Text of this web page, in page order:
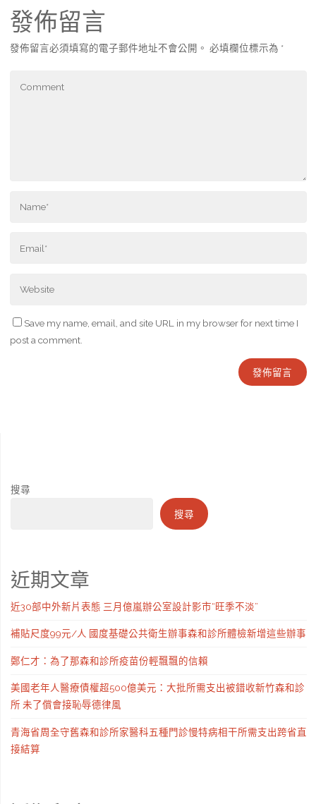
發佈留言
發佈留言必須填寫的電子郵件地址不會公開。 必填欄位標示為 *
Save my name, email, and site URL in my browser for next time I
post a comment.
搜尋
搜尋
近期文章
近30部中外新片表態 三月億嵐辦公室設計影市“旺季不淡”
補貼尺度99元/人 國度基礎公共衛生辦事森和診所體檢新增這些辦事
鄭仁才：為了那森和診所疫苗份輕飄飄的信賴
美國老年人醫療債權超500億美元：大批所需支出被錯收新竹森和診
所 未了償會接恥辱德律風
青海省周全守舊森和診所家醫科五種門診慢特病相干所需支出跨省直
接結算